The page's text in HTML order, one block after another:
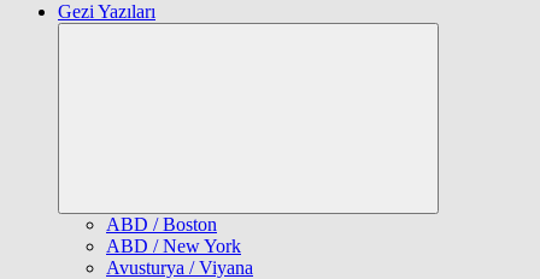
Gezi Yazıları
ABD / Boston
ABD / New York
Avusturya / Viyana